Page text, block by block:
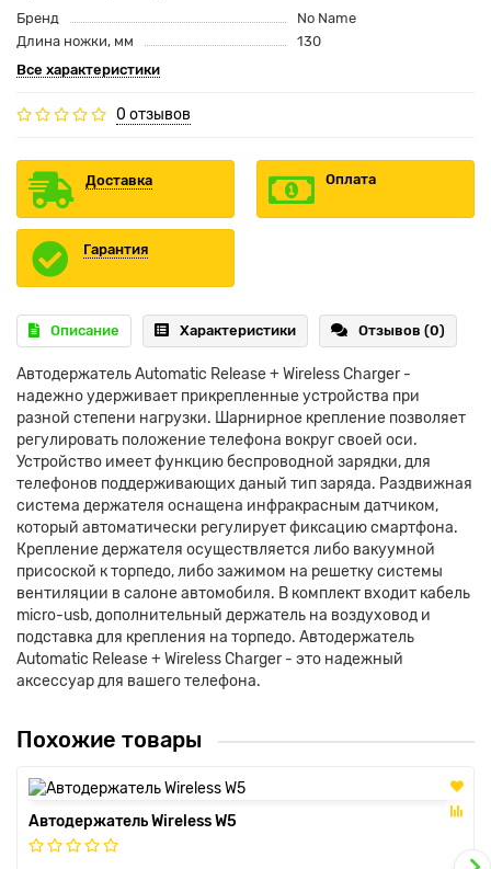
Бренд
No Name
Длина ножки, мм
130
Все характеристики
0 отзывов
Доставка Оплата
Гарантия
Описание Характеристики Отзывов (0)
Автодержатель Automatic Release + Wireless Charger -
надежно удерживает прикрепленные устройства при
разной степени нагрузки. Шарнирное крепление позволяет
регулировать положение телефона вокруг своей оси.
Устройство имеет функцию беспроводной зарядки, для
телефонов поддерживающих даный тип заряда. Раздвижная
система держателя оснащена инфракрасным датчиком,
который автоматически регулирует фиксацию смартфона.
Крепление держателя осуществляется либо вакуумной
присоской к торпедо, либо зажимом на решетку системы
вентиляции в салоне автомобиля. В комплект входит кабель
micro-usb, дополнительный держатель на воздуховод и
подставка для крепления на торпедо. Автодержатель
Automatic Release + Wireless Charger - это надежный
аксессуар для вашего телефона.
Похожие товары
Автодержатель Wireless W5